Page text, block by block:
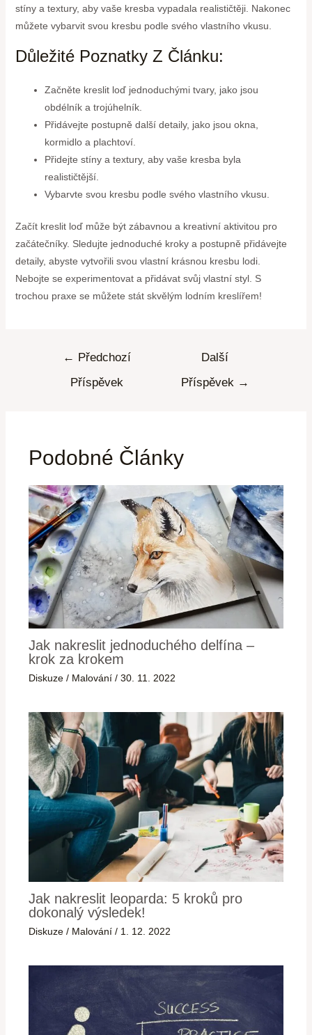
stíny a textury, aby vaše kresba vypadala realističtěji. Nakonec
můžete vybarvit svou kresbu podle svého vlastního vkusu.
Důležité Poznatky Z Článku:
Začněte kreslit loď jednoduchými tvary, jako jsou
obdélník a trojúhelník.
Přidávejte postupně další detaily, jako jsou okna,
kormidlo a plachtoví.
Přidejte stíny a textury, aby vaše kresba byla
realističtější.
Vybarvte svou kresbu podle svého vlastního vkusu.
Začít kreslit loď může být zábavnou a kreativní aktivitou pro
začátečníky. Sledujte jednoduché kroky a postupně přidávejte
detaily, abyste vytvořili svou vlastní krásnou kresbu lodi.
Nebojte se experimentovat a přidávat svůj vlastní styl. S
trochou praxe se můžete stát skvělým lodním kreslířem!
← Předchozí
Příspěvek
Další
Příspěvek →
Podobné Články
Jak nakreslit jednoduchého delfína –
krok za krokem
Diskuze / Malování /30. 11. 2022
Jak nakreslit leoparda: 5 kroků pro
dokonalý výsledek!
Diskuze / Malování / 1. 12. 2022